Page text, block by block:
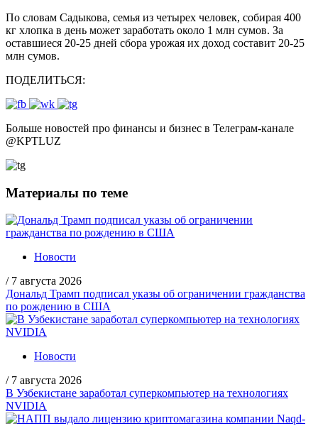
По словам Садыкова, семья из четырех человек, собирая 400
кг хлопка в день может заработать около 1 млн сумов. За
оставшиеся 20-25 дней сбора урожая их доход составит 20-25
млн сумов.
ПОДЕЛИТЬСЯ:
Больше новостей про финансы и бизнес в Телеграм-канале
@KPTLUZ
Материалы по теме
Новости
/ 7 августа 2026
Дональд Трамп подписал указы об ограничении гражданства
по рождению в США
Новости
/ 7 августа 2026
В Узбекистане заработал суперкомпьютер на технологиях
NVIDIA